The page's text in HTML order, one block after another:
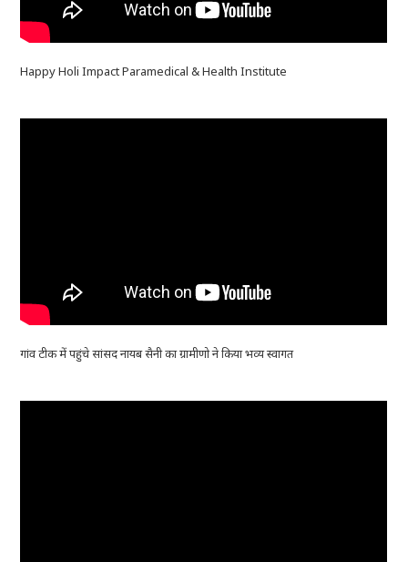
Happy Holi Impact Paramedical & Health Institute
गांव टीक में पहुंचे सांसद नायब सैनी का ग्रामीणो ने किया भव्य स्वागत